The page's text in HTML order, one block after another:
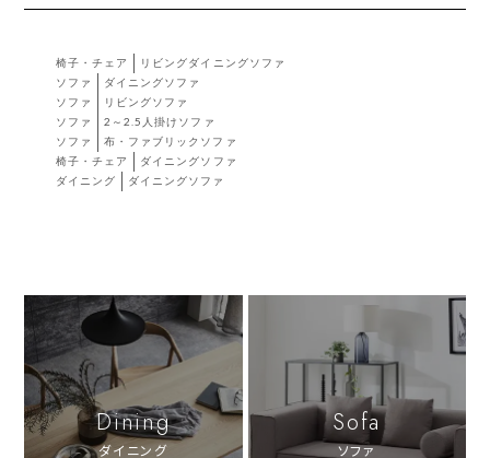
椅子・チェア
リビングダイニングソファ
ソファ
ダイニングソファ
ソファ
リビングソファ
ソファ
2～2.5人掛けソファ
ソファ
布・ファブリックソファ
椅子・チェア
ダイニングソファ
ダイニング
ダイニングソファ
Dining
ダイニング
Sofa
ソファ